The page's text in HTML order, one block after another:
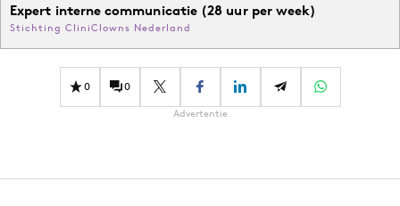
Expert interne communicatie (28 uur per week)
Stichting CliniClowns Nederland
0 0
Advertentie